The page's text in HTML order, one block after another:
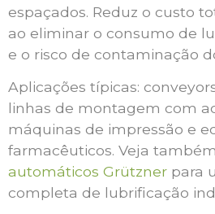
espaçados. Reduz o custo
ao eliminar o consumo de
e o risco de contaminação
Aplicações típicas:
linhas de montagem com
máquinas de impressão e
farmacêuticos. Veja
automáticos Grützner para
completa de lubrificação